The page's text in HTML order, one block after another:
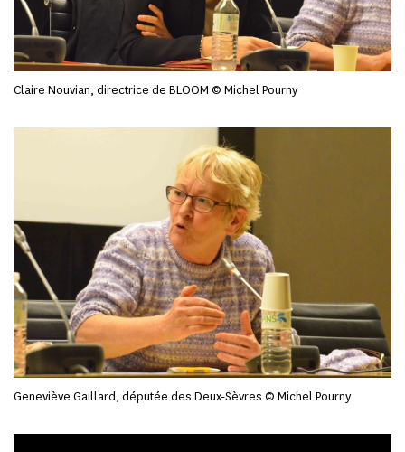
Claire Nouvian, directrice de BLOOM © Michel Pourny
Geneviève Gaillard, députée des Deux-Sèvres © Michel Pourny